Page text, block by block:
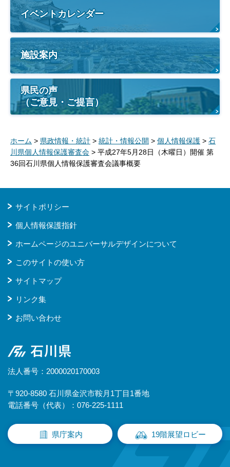
イベントカレンダー
施設案内
県民の声
（ご意見・ご提言）
ホーム > 県政情報・統計 > 統計・情報公開 > 個人情報保護 > 石
川県個人情報保護審査会 > 平成27年5月28日（木曜日）開催 第
36回石川県個人情報保護審査会議事概要
サイトポリシー
個人情報保護指針
ホームページのユニバーサルデザインについて
このサイトの使い方
サイトマップ
リンク集
お問い合わせ
石川県
法人番号：2000020170003
〒920-8580 石川県金沢市鞍月1丁目1番地
電話番号（代表）：076-225-1111
県庁案内 19階展望ロビー